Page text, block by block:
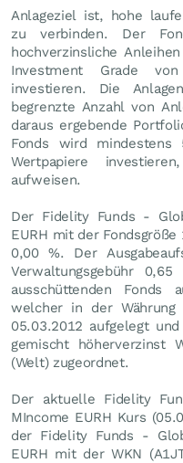
Anlageziel ist, hohe
zu verbinden. Der
hochverzinsliche
Investment Grade
investieren. Die
begrenzte Anzahl von
daraus ergebende
Fonds wird mindestens
Wertpapiere
aufweisen.
Der Fidelity Funds -
EURH mit der
0,00 %. Der
Verwaltungsgebühr
ausschüttenden Fonds
welcher in der
05.03.2012 aufgelegt
gemischt höherverzinst
(Welt) zugeordnet.
Der aktuelle Fidelity
MIncome EURH Kurs (
der Fidelity Funds -
EURH mit der WKN